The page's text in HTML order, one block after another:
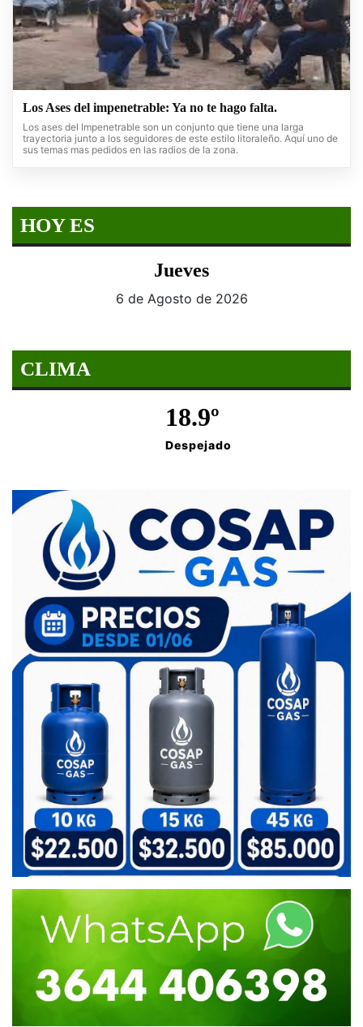
Los Ases del impenetrable: Ya no te hago falta.
Los ases del Impenetrable son un conjunto que tiene una larga
trayectoria junto a los seguidores de este estilo litoraleño. Aquí uno de
sus temas mas pedidos en las radios de la zona.
HOY ES
Jueves
6 de Agosto de 2026
CLIMA
18.9º
Despejado